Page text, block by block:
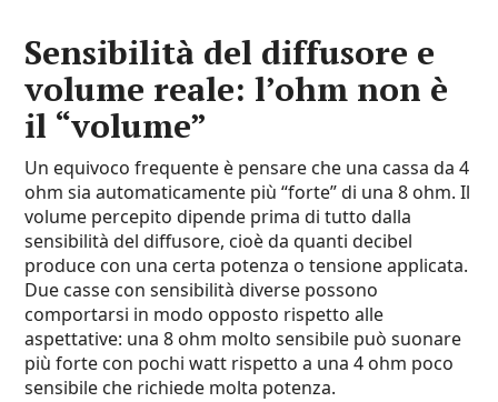
Sensibilità del diffusore e
volume reale: l’ohm non è
il “volume”
Un equivoco frequente è pensare che una cassa da 4
ohm sia automaticamente più “forte” di una 8 ohm. Il
volume percepito dipende prima di tutto dalla
sensibilità del diffusore, cioè da quanti decibel
produce con una certa potenza o tensione applicata.
Due casse con sensibilità diverse possono
comportarsi in modo opposto rispetto alle
aspettative: una 8 ohm molto sensibile può suonare
più forte con pochi watt rispetto a una 4 ohm poco
sensibile che richiede molta potenza.